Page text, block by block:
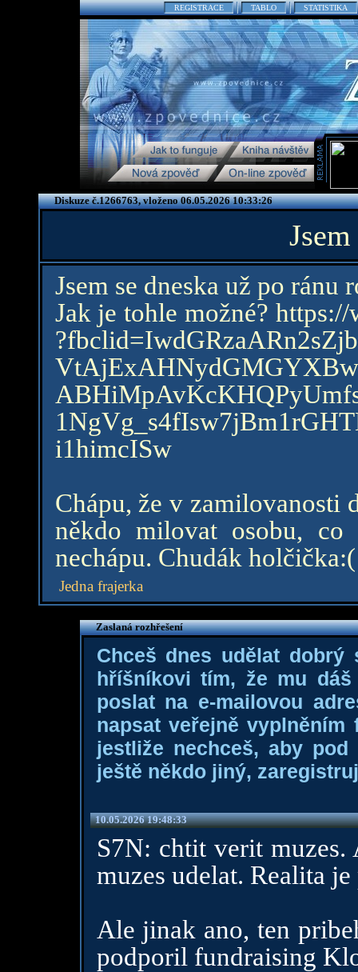
REGISTRACE TABLO STATISTIKA
Diskuze č.1266763, vloženo 06.05.2026 10:33:26
Jsem se dneska už po ránu
Jak je tohle možné?
i1himcISw
Chápu, že v zamilovanosti
někdo milovat osobu,
nechápu. Chudák holčička:(
Jedna frajerka
Zaslaná rozhřešení
Chceš dnes udělat dobrý
hříšníkovi tím, že mu
poslat na e-mailovou
napsat veřejně
jestliže nechceš, aby
ještě někdo jiný,
10.05.2026 19:48:33
S7N: chtit verit
muzes udelat. Realita
Ale jinak ano, ten
podporil fundraising